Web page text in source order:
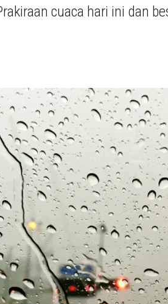
cuaca hari ini dan